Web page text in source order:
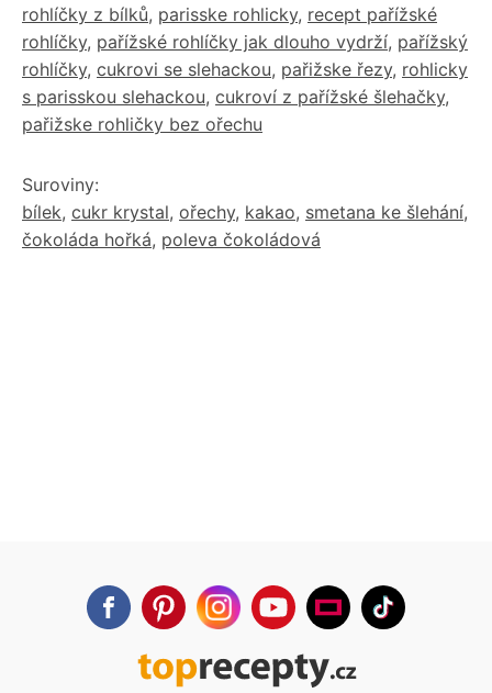
rohlíčky z bílků, parisske rohlicky, recept pařížské
rohlíčky, pařížské rohlíčky jak dlouho vydrží, pařížský
rohlíčky, cukrovi se slehackou, pařižske řezy, rohlicky
s parisskou slehackou, cukroví z pařížské šlehačky,
pařižske rohličky bez ořechu
Suroviny:
bílek, cukr krystal, ořechy, kakao, smetana ke šlehání,
čokoláda hořká, poleva čokoládová